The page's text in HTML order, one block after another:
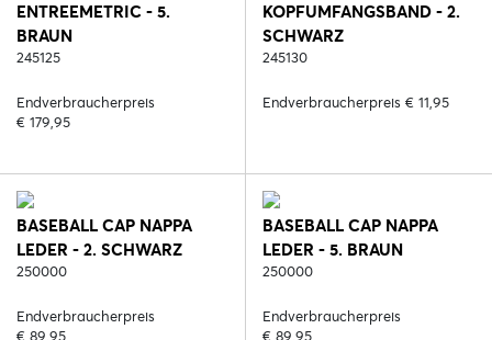
ENTREEMETRIC - 5.
BRAUN
245125
Endverbraucherpreis
€ 179,95
KOPFUMFANGSBAND - 2.
SCHWARZ
245130
Endverbraucherpreis € 11,95
BASEBALL CAP NAPPA
LEDER - 2. SCHWARZ
250000
Endverbraucherpreis
€ 89,95
BASEBALL CAP NAPPA
LEDER - 5. BRAUN
250000
Endverbraucherpreis
€ 89,95